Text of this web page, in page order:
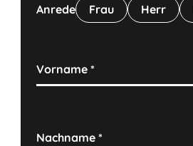
Anrede Frau Herr
Vorname*
Nachname*